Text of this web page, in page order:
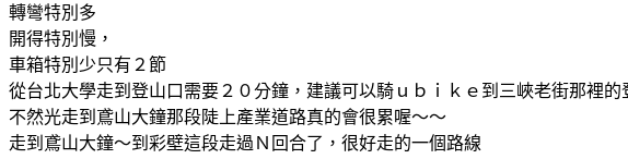
轉彎特別多
開得特別慢，
車箱特別少只有２節
從台北大學走到登山口需要２０分鐘，建議可以騎ｕｂｉｋｅ到三峽老街那裡的
不然光走到鳶山大鐘那段陡上產業道路真的會很累喔～～
走到鳶山大鐘～到彩壁這段走過Ｎ回合了，很好走的一個路線